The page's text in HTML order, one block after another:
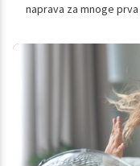
naprava za mnoge